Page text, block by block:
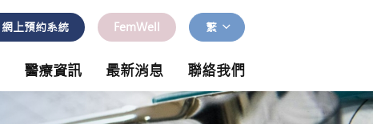
網上預約系統 FemWell 繁
醫療資訊 最新消息 聯絡我們